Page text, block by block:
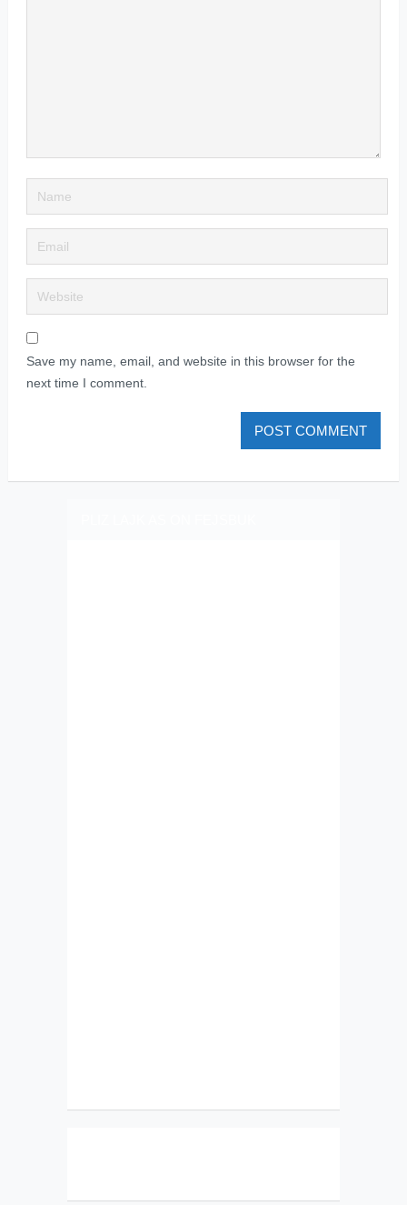
Save my name, email, and website in this browser for the
next time I comment.